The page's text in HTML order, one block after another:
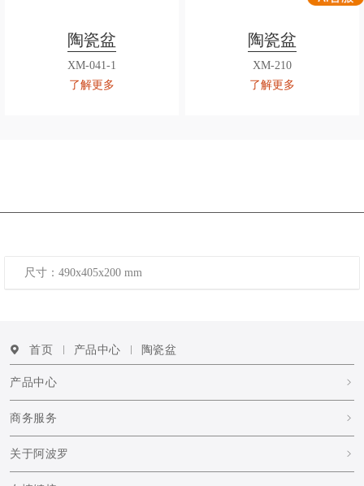
陶瓷盆
XM-041-1
了解更多
陶瓷盆
XM-210
了解更多
尺寸：490x405x200 mm
首页 产品中心 陶瓷盆
产品中心
商务服务
关于阿波罗